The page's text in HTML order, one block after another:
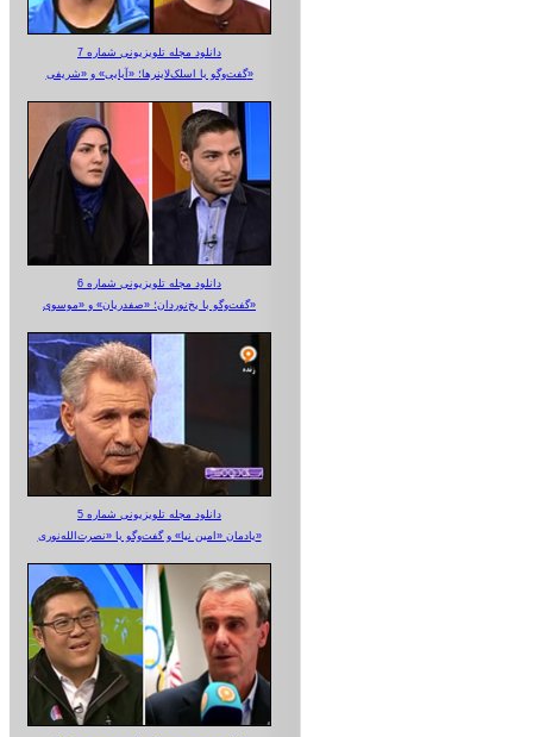
دانلود مجله تلویزیونی شماره 7
گفت‌وگو با اسلک‌لاینرها؛ «آبایی» و «شریفی»
دانلود مجله تلویزیونی شماره 6
گفت‌وگو با یخ‌نوردان؛ «صفدریان» و «موسوی»
دانلود مجله تلویزیونی شماره 5
یادمان «امین نیا» و گفت‌وگو با «نصرت‌الله‌نوری»